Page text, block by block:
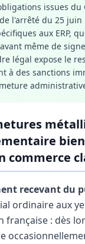
issues du
l'arrêté du 25 juin
aux ERP,
même de
légal expose le
à des sanctions
commerce
recevant du
ordinaire aux
française : dès